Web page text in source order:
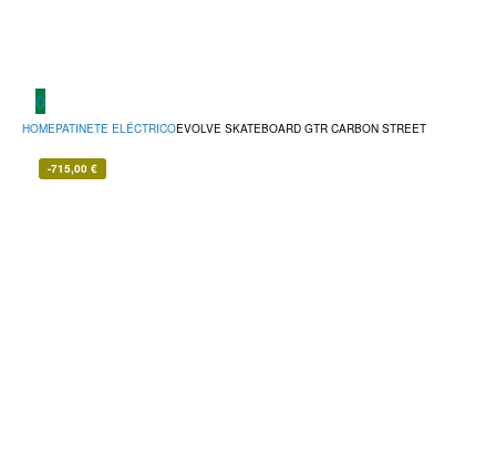
0
HOMEPATINETE ELÉCTRICOEVOLVE SKATEBOARD GTR CARBON STREET
-715,00 €